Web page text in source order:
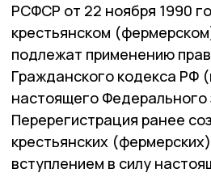
РСФСР от 22 ноября 1990
крестьянском
подлежат применению
Гражданского кодекса РФ
настоящего Федерального
Перерегистрация ранее
крестьянских
вступлением в силу